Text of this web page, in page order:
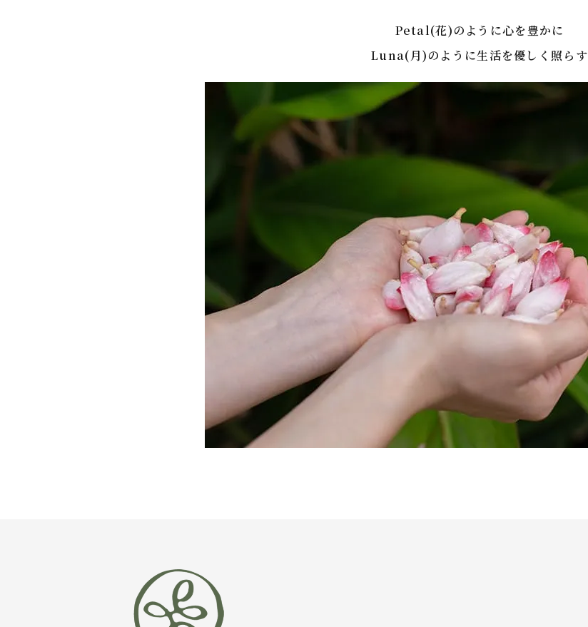
Petal(花)のように心を豊かに
Luna(月)のように生活を優しく照らす